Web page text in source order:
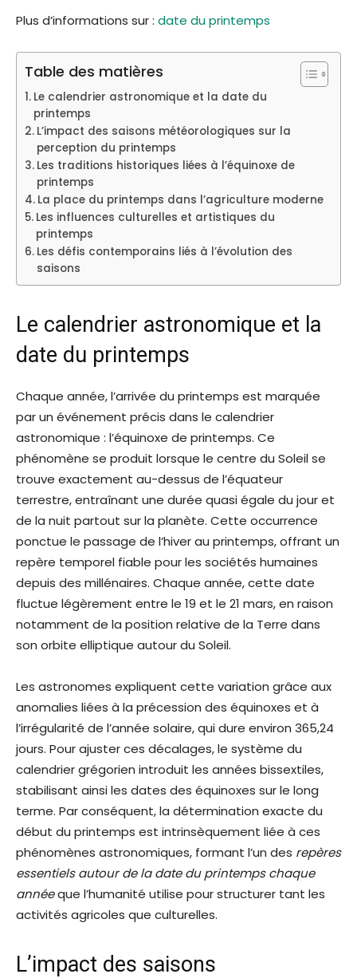
Plus d’informations sur : date du printemps
Table des matières
Le calendrier astronomique et la date du
printemps
L’impact des saisons météorologiques sur la
perception du printemps
Les traditions historiques liées à l’équinoxe de
printemps
La place du printemps dans l’agriculture moderne
Les influences culturelles et artistiques du
printemps
Les défis contemporains liés à l’évolution des
saisons
Le calendrier astronomique et la
date du printemps
Chaque année, l’arrivée du printemps est marquée
par un événement précis dans le calendrier
astronomique : l’équinoxe de printemps. Ce
phénomène se produit lorsque le centre du Soleil se
trouve exactement au-dessus de l’équateur
terrestre, entraînant une durée quasi égale du jour et
de la nuit partout sur la planète. Cette occurrence
ponctue le passage de l’hiver au printemps, offrant un
repère temporel fiable pour les sociétés humaines
depuis des millénaires. Chaque année, cette date
fluctue légèrement entre le 19 et le 21 mars, en raison
notamment de la position relative de la Terre dans
son orbite elliptique autour du Soleil.
Les astronomes expliquent cette variation grâce aux
anomalies liées à la précession des équinoxes et à
l’irrégularité de l’année solaire, qui dure environ 365,24
jours. Pour ajuster ces décalages, le système du
calendrier grégorien introduit les années bissextiles,
stabilisant ainsi les dates des équinoxes sur le long
terme. Par conséquent, la détermination exacte du
début du printemps est intrinsèquement liée à ces
phénomènes astronomiques, formant l’un des repères
essentiels autour de la date du printemps chaque
annéeque l’humanité utilise pour structurer tant les
activités agricoles que culturelles.
L’impact des saisons